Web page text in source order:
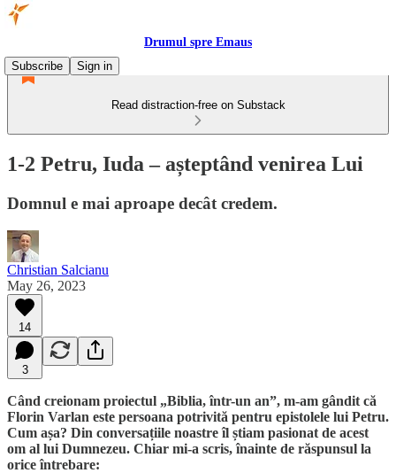
Drumul spre Emaus
Subscribe
Sign in
Read distraction-free on Substack
1-2 Petru, Iuda – așteptând venirea Lui
Domnul e mai aproape decât credem.
Christian Salcianu
May 26, 2023
14
3
Când creionam proiectul „Biblia, într-un an”, m-am gândit că
Florin Varlan este persoana potrivită pentru epistolele lui Petru.
Cum așa? Din conversațiile noastre îl știam pasionat de acest
om al lui Dumnezeu. Chiar mi-a scris, înainte de răspunsul la
orice întrebare: